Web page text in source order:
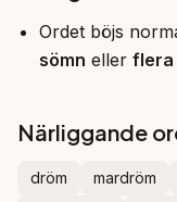
Ordet böjs
sömn eller flera
Närliggande
dröm mardröm